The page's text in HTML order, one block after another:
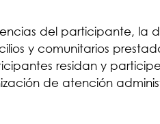
del participante, la
y comunitarios
residan y
de atención